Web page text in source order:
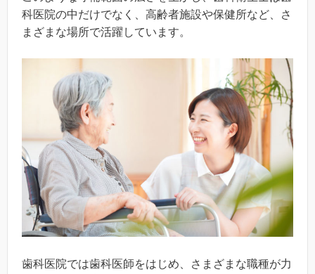
科医院の中だけでなく、高齢者施設や保健所など、さ
まざまな場所で活躍しています。
歯科医院では歯科医師をはじめ、さまざまな職種が力